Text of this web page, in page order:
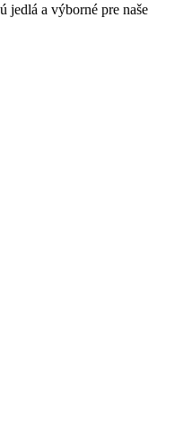
jedlá a výborné pre naše